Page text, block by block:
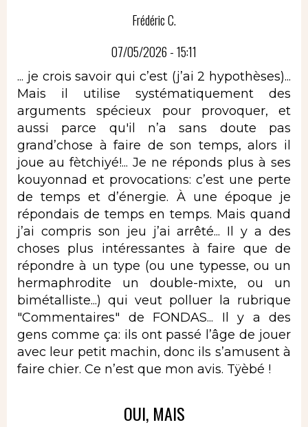
Frédéric C.
07/05/2026 - 15:11
... je crois savoir qui c’est (j’ai 2 hypothèses)...
Mais il utilise systématiquement des
arguments spécieux pour provoquer, et
aussi parce qu'il n’a sans doute pas
grand’chose à faire de son temps, alors il
joue au fètchiyé!... Je ne réponds plus à ses
kouyonnad et provocations: c’est une perte
de temps et d’énergie. À une époque je
répondais de temps en temps. Mais quand
j’ai compris son jeu j’ai arrêté... Il y a des
choses plus intéressantes à faire que de
répondre à un type (ou une typesse, ou un
hermaphrodite un double-mixte, ou un
bimétalliste...) qui veut polluer la rubrique
"Commentaires" de FONDAS... Il y a des
gens comme ça: ils ont passé l’âge de jouer
avec leur petit machin, donc ils s’amusent à
faire chier. Ce n’est que mon avis. Tÿèbé !
OUI, MAIS